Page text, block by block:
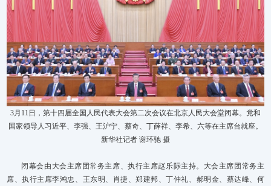
3月11日，第十四届全国人民代表大会第二次会议在北京人民大会堂闭幕。党和
国家领导人习近平、李强、王沪宁、蔡奇、丁薛祥、李希、六等在主席台就座。
新华社记者 谢环驰 摄
闭幕会由大会主席团常务主席、执行主席赵乐际主持。大会主席团常务主
席、执行主席李鸿忠、王东明、肖捷、郑建邦、丁仲礼、郝明金、蔡达峰、何